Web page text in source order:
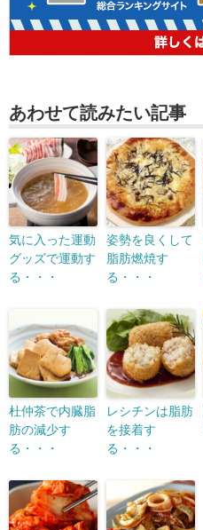
あわせて読みたい記事
気に入った運動
グッズで運動す
る・・・
姿勢を良くして
脂肪燃焼す
る・・・
杜仲茶で内臓脂
肪の減少す
る・・・
レシチンは脂肪
を接着す
る・・・